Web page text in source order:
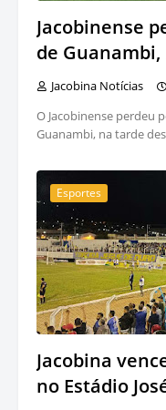
Jacobinense
de
Jacobina Notícias
O Jacobinense perdeu
Guanambi, na tarde
Esportes
Jacobina
no Estádio